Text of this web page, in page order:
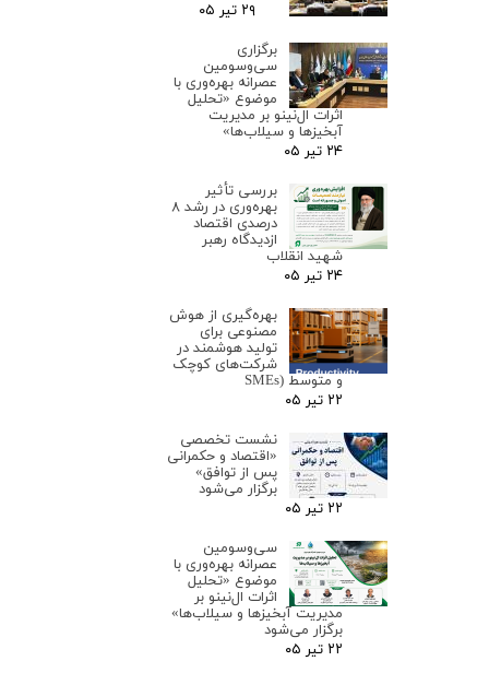
۲۹ تیر ۰۵
برگزاری
سی‌وسومین
عصرانه بهره‌وری با
موضوع «تحلیل
اثرات ال‌نینو بر مدیریت
آبخیزها و سیلاب‌ها»
۲۴ تیر ۰۵
بررسی تأثیر
بهره‌وری در رشد ۸
درصدی اقتصاد
ازدیدگاه رهبر
شهید انقلاب
۲۴ تیر ۰۵
بهره‌گیری از هوش
مصنوعی برای
تولید هوشمند در
شرکت‌های کوچک
و متوسط (SMEs
۲۲ تیر ۰۵
نشست تخصصی
«اقتصاد و حکمرانی
پس از توافق»
برگزار می‌شود
۲۲ تیر ۰۵
سی‌وسومین
عصرانه بهره‌وری با
موضوع «تحلیل
اثرات ال‌نینو بر
مدیریت آبخیزها و سیلاب‌ها»
برگزار می‌شود
۲۲ تیر ۰۵